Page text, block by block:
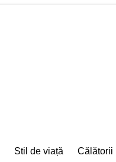
Stil de viață Călătorii